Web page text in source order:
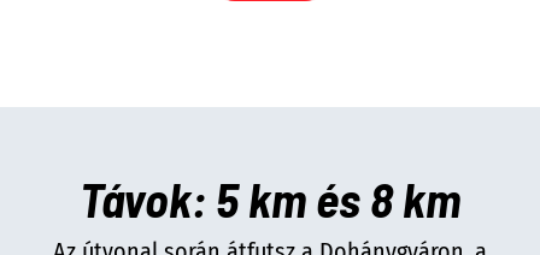
Távok: 5 km és 8 km